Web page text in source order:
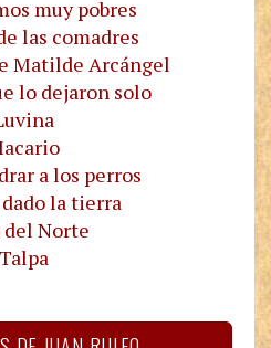
muy pobres
las comadres
Matilde Arcángel
lo dejaron solo
a los perros
la tierra
del Norte
Talpa